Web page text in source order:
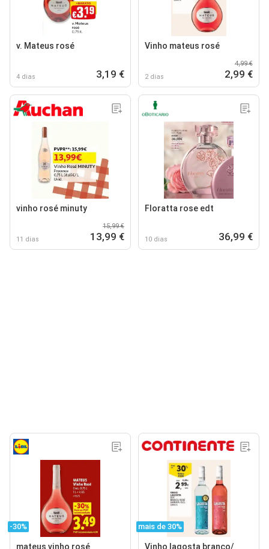
v. Mateus rosé
4 dias 3,19 €
Vinho mateus rosé
2 dias
4,99 €
2,99 €
vinho rosé minuty
11 dias
15,99 €
13,99 €
Floratta rose edt
10 dias 36,99 €
-30%
mateus vinho rosé
mais de 30%
Vinho lagosta branco/